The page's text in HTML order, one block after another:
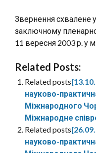
Звернення схвалене
заключному
11 вересня 2003 р. у
Related Posts:
Related posts
науково-
Міжнародного
Міжнародне
Related posts
науково-